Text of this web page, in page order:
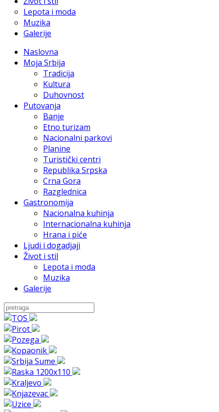
Lepota i moda
Muzika
Galerije
Naslovna
Moja Srbija
Tradicija
Kultura
Duhovnost
Putovanja
Banje
Etno turizam
Nacionalni parkovi
Planine
Turistički centri
Republika Srpska
Crna Gora
Razglednica
Gastronomija
Nacionalna kuhinja
Internacionalna kuhinja
Hrana i piće
Ljudi i dogadjaji
Život i stil
Lepota i moda
Muzika
Galerije